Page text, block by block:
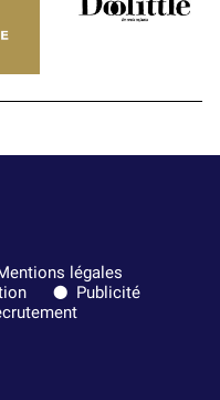
légales
Publicité